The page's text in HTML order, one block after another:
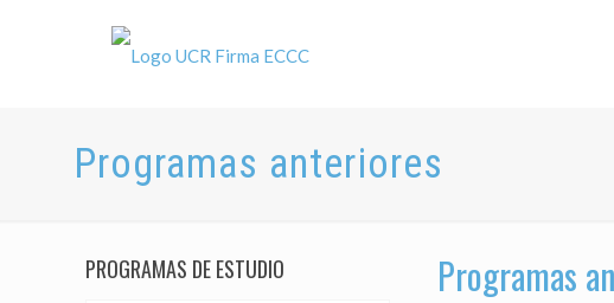
Programas anteriores
Programas
PROGRAMAS DE ESTUDIO